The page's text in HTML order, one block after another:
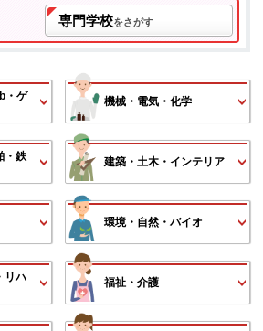
専門学校をさがす
・ゲ
機械・電気・化学
・鉄
建築・土木・インテリア
環境・自然・バイオ
リハ
福祉・介護